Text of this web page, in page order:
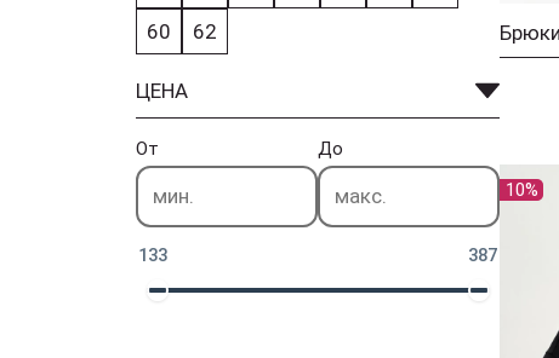
60 62
ЦЕНА
От До
133 387
10%